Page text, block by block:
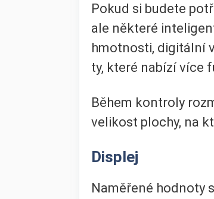
Pokud si budete
ale některé
hmotnosti, digitální
ty, které nabízí více
Během kontroly
velikost plochy, na
Displej
Naměřené hodnoty